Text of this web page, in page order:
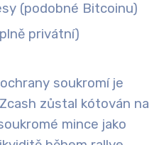
(podobné Bitcoinu)
privátní)
soukromí je
zůstal kótován na
mince jako